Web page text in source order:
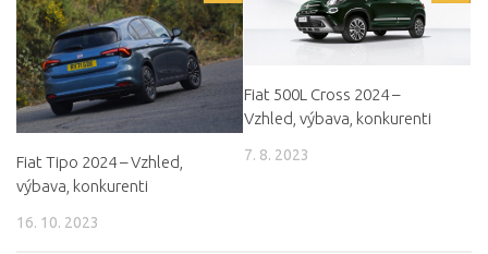
Fiat Tipo 2024 – Vzhled,
výbava, konkurenti
16. 10. 2023
Fiat 500L Cross 2024 –
Vzhled, výbava, konkurenti
7. 8. 2023